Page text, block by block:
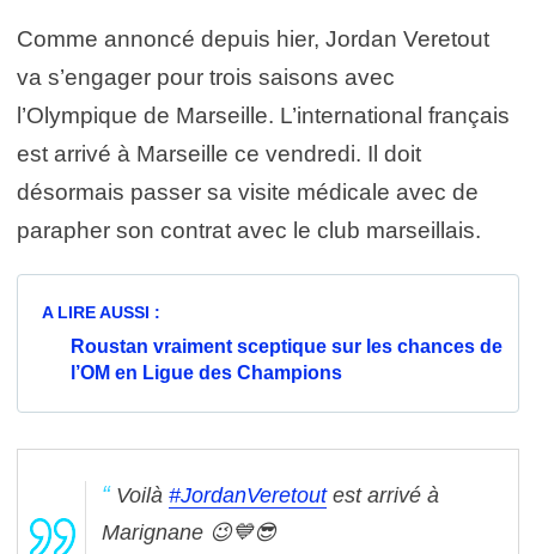
Comme annoncé depuis hier, Jordan Veretout
va s’engager pour trois saisons avec
l’Olympique de Marseille. L’international français
est arrivé à Marseille ce vendredi. Il doit
désormais passer sa visite médicale avec de
parapher son contrat avec le club marseillais.
A LIRE AUSSI :
Roustan vraiment sceptique sur les chances de
l’OM en Ligue des Champions
Voilà #JordanVeretoutest arrivé à
Marignane 😉💙😎